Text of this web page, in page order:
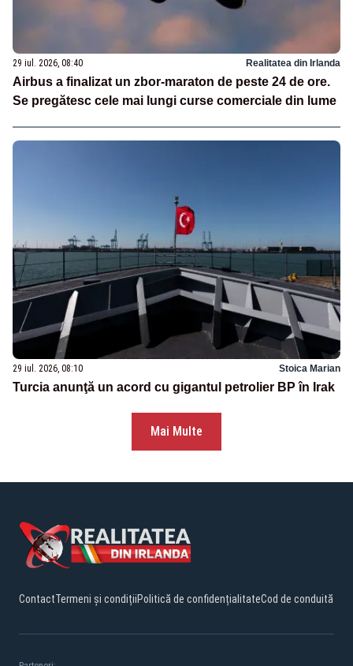
29 iul. 2026, 08:40 Realitatea din Irlanda
Airbus a finalizat un zbor-maraton de peste 24 de ore.
Se pregătesc cele mai lungi curse comerciale din lume
29 iul. 2026, 08:10 Stoica Marian
Turcia anunţă un acord cu gigantul petrolier BP în Irak
Mai Multe
ContactTermeni și condițiiPolitică de confidențialitateCod de conduită